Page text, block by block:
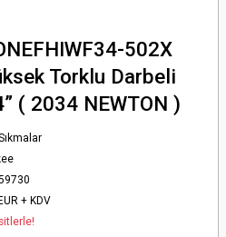
502X
Torklu Darbeli
( 2034 NEWTON )
+ KDV